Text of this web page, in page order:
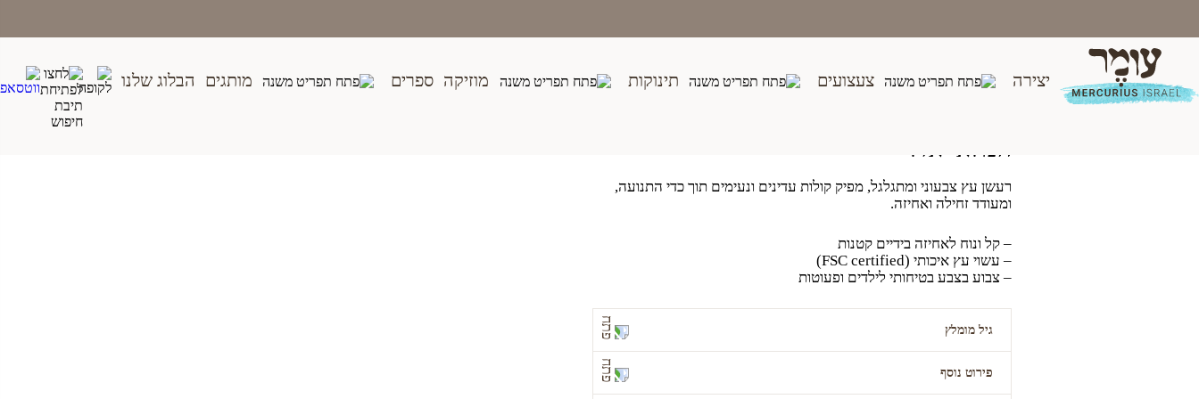
content
יצירה צעצועים תינוקות מוזיקה ספרים מותגים הבלוג שלנו
רעשן מתגלגל מעץ – חיות
המלאי אזל
רעשן עץ צבעוני ומתגלגל, מפיק קולות עדינים ונעימים תוך כדי התנועה,
ומעודד זחילה ואחיזה.
– קל ונוח לאחיזה בידיים קטנות
– עשוי עץ איכותי (FSC certified)
– צבוע בצבע בטיחותי לילדים ופעוטות
גיל מומלץ
חצי שנה ומעלה
פירוט נוסף